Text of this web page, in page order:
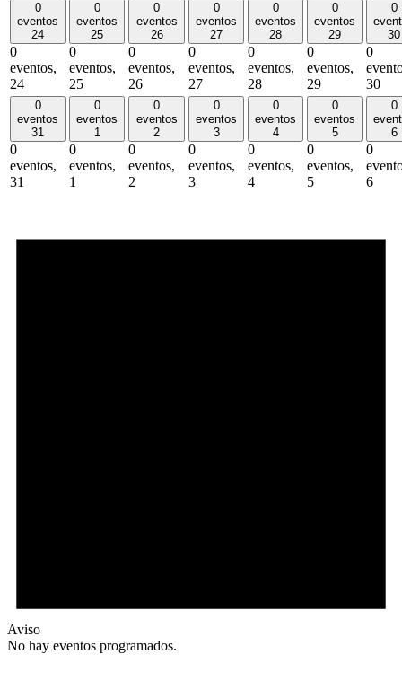
0
eventos
24
0
eventos,
24
0
eventos
25
0
eventos,
25
0
eventos
26
0
eventos,
26
0
eventos
27
0
eventos,
27
0
eventos
28
0
eventos,
28
0
eventos
29
0
eventos,
29
0
30
0
30
0
eventos
31
0
eventos,
31
0
eventos
1
0
eventos,
1
0
eventos
2
0
eventos,
2
0
eventos
3
0
eventos,
3
0
eventos
4
0
eventos,
4
0
eventos
5
0
eventos,
5
0
6
0
6
Aviso
No hay eventos programados.